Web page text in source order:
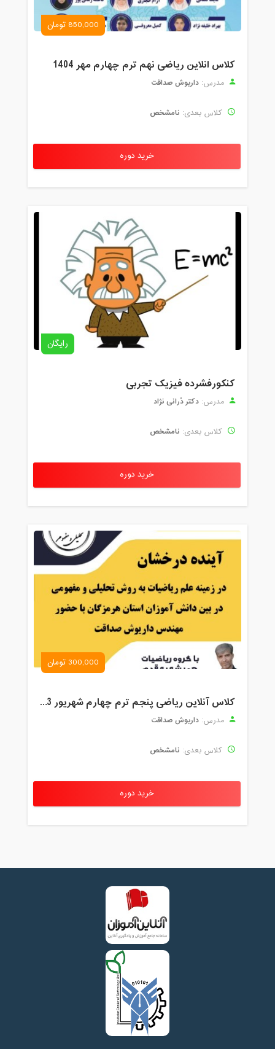
850,000 تومان
کلاس انلاین ریاضی نهم ترم چهارم مهر 1404
مدرس: داریوش صداقت
کلاس بعدی: نامشخص
خرید دوره
رایگان
کنکورفشرده فیزیک تجربی
مدرس: دکتر دُرانی نژاد
کلاس بعدی: نامشخص
خرید دوره
300,000 تومان
کلاس آنلاین ریاضی پنجم ترم چهارم شهریور 1403
مدرس: داریوش صداقت
کلاس بعدی: نامشخص
خرید دوره